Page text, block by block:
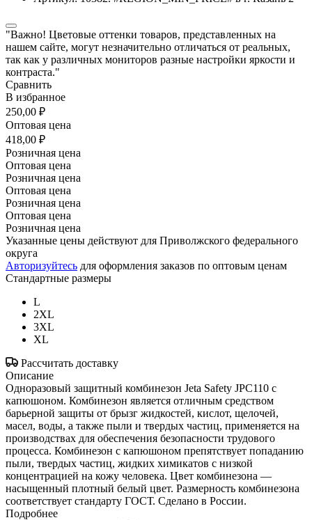
"Важно! Цветовые оттенки товаров, представленных на
нашем сайте, могут незначительно отличаться от реальных,
так как у различных мониторов разные настройки яркости и
контраста."
Сравнить
В избранное
250,00 ₽
Оптовая цена
418,00 ₽
Розничная цена
Оптовая цена
Розничная цена
Оптовая цена
Розничная цена
Оптовая цена
Розничная цена
Указанные цены действуют для Приволжского федерального
округа
Авторизуйтесь для оформления заказов по оптовым ценам
Стандартные размеры
L
2XL
3XL
XL
Рассчитать доставку
Описание
Одноразовый защитный комбинезон Jeta Safety JPC110 с
капюшоном. Комбинезон является отличным средством
барьерной защиты от брызг жидкостей, кислот, щелочей,
масел, воды, а также пыли и твердых частиц, применяется на
производствах для обеспечения безопасности трудового
процесса. Комбинезон с капюшоном препятствует попаданию
пыли, твердых частиц, жидких химикатов с низкой
концентрацией на кожу человека. Цвет комбинезона —
насыщенный плотный белый цвет. Размерность комбинезона
соответствует стандарту ГОСТ. Сделано в России.
Подробнее